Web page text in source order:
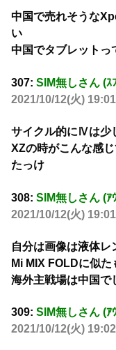
中国で売れそうな
い
中国でタブレットっ
307: SIM無しさん (
2021/10/12(火)
サイクル的にⅣは少
XZの時がこんな感
たっけ
308: SIM無しさん (ｱ
2021/10/12(火)
自分は画像は液体レ
Mi MIX FOLDに似
海外主戦場は中国で
309: SIM無しさん (ｱ
2021/10/12(火)